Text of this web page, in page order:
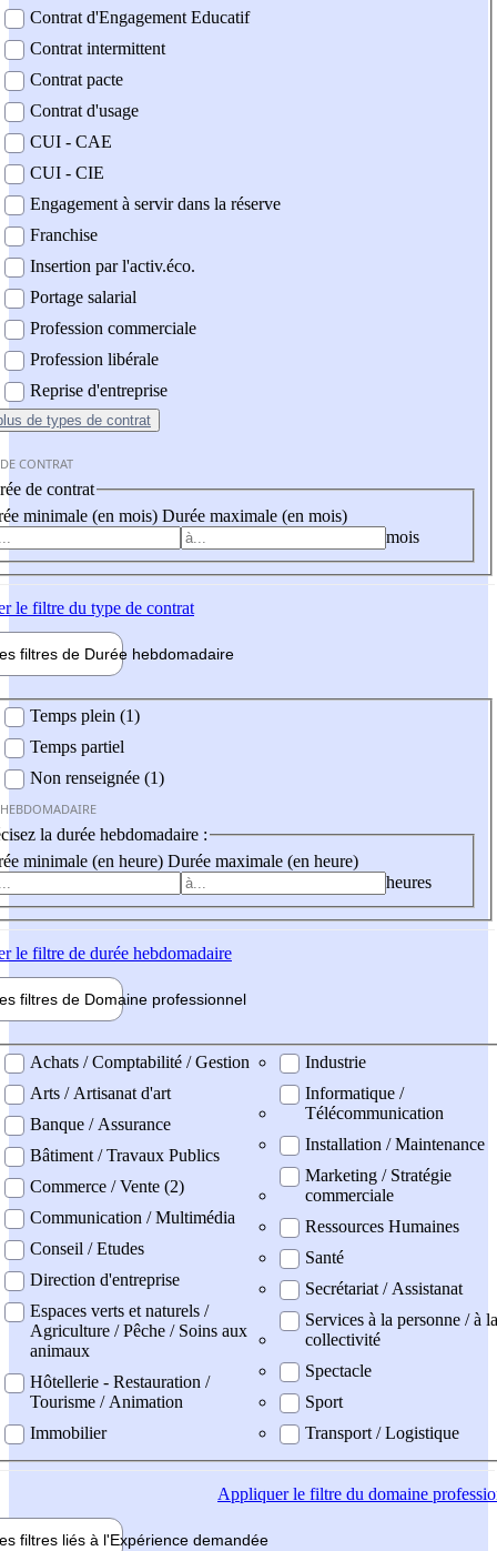
Contrat d'Engagement Educatif
Contrat intermittent
Contrat pacte
Contrat d'usage
CUI - CAE
CUI - CIE
Engagement à servir dans la réserve
Franchise
Insertion par l'activ.éco.
Portage salarial
Profession commerciale
Profession libérale
Reprise d'entreprise
de types de contrat
CONTRAT
de contrat
minimale (en mois) Durée maximale (en mois)
mois
le filtre du type de contrat
filtres de Durée hebdomadaire
Temps plein (1)
Temps partiel
Non renseignée (1)
la durée hebdomadaire :
minimale (en heure) Durée maximale (en heure)
heures
le filtre de durée hebdomadaire
filtres de Domaine professionnel
professionel
Achats / Comptabilité / Gestion
Arts / Artisanat d'art
Banque / Assurance
Bâtiment / Travaux Publics
Commerce / Vente (2)
Communication / Multimédia
Conseil / Etudes
Direction d'entreprise
Espaces verts et naturels /
Agriculture / Pêche / Soins aux
animaux
Hôtellerie - Restauration /
Tourisme / Animation
Immobilier
Industrie
Informatique /
Télécommunication
Installation / Maintenance
Marketing / Stratégie
commerciale
Ressources Humaines
Santé
Secrétariat / Assistanat
Services à la personne / à la
collectivité
Spectacle
Sport
Transport / Logistique
Appliquerle filtre du domaine
filtres liés à l'Expérience demandée